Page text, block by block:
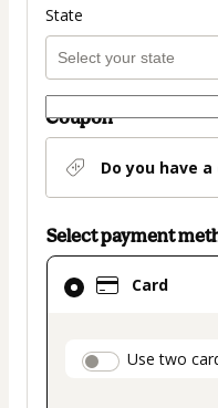
State
Coupon
Do you have a
Select payment
Card
Use two
Card
selected
method